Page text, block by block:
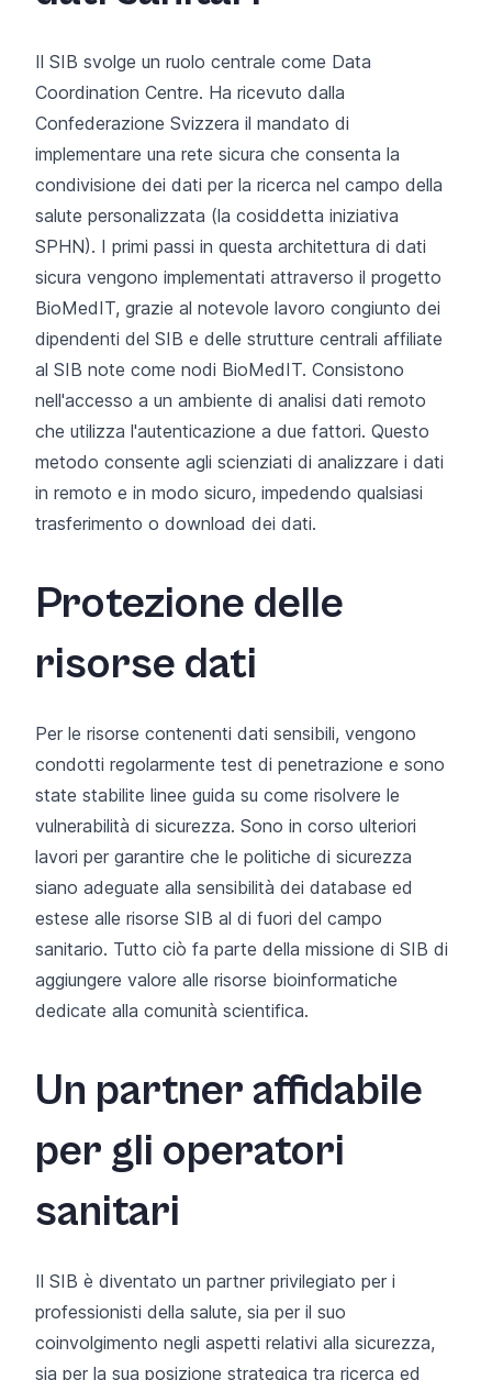
Il SIB svolge un ruolo centrale come Data
Coordination Centre. Ha ricevuto dalla
Confederazione Svizzera il mandato di
implementare una rete sicura che consenta la
condivisione dei dati per la ricerca nel campo della
salute personalizzata (la cosiddetta iniziativa
SPHN). I primi passi in questa architettura di dati
sicura vengono implementati attraverso il progetto
BioMedIT, grazie al notevole lavoro congiunto dei
dipendenti del SIB e delle strutture centrali affiliate
al SIB note come nodi BioMedIT. Consistono
nell'accesso a un ambiente di analisi dati remoto
che utilizza l'autenticazione a due fattori. Questo
metodo consente agli scienziati di analizzare i dati
in remoto e in modo sicuro, impedendo qualsiasi
trasferimento o download dei dati.
Protezione delle
risorse dati
Per le risorse contenenti dati sensibili, vengono
condotti regolarmente test di penetrazione e sono
state stabilite linee guida su come risolvere le
vulnerabilità di sicurezza. Sono in corso ulteriori
lavori per garantire che le politiche di sicurezza
siano adeguate alla sensibilità dei database ed
estese alle risorse SIB al di fuori del campo
sanitario. Tutto ciò fa parte della missione di SIB di
aggiungere valore alle risorse bioinformatiche
dedicate alla comunità scientifica.
Un partner affidabile
per gli operatori
sanitari
Il SIB è diventato un partner privilegiato per i
professionisti della salute, sia per il suo
coinvolgimento negli aspetti relativi alla sicurezza,
sia per la sua posizione strategica tra ricerca ed